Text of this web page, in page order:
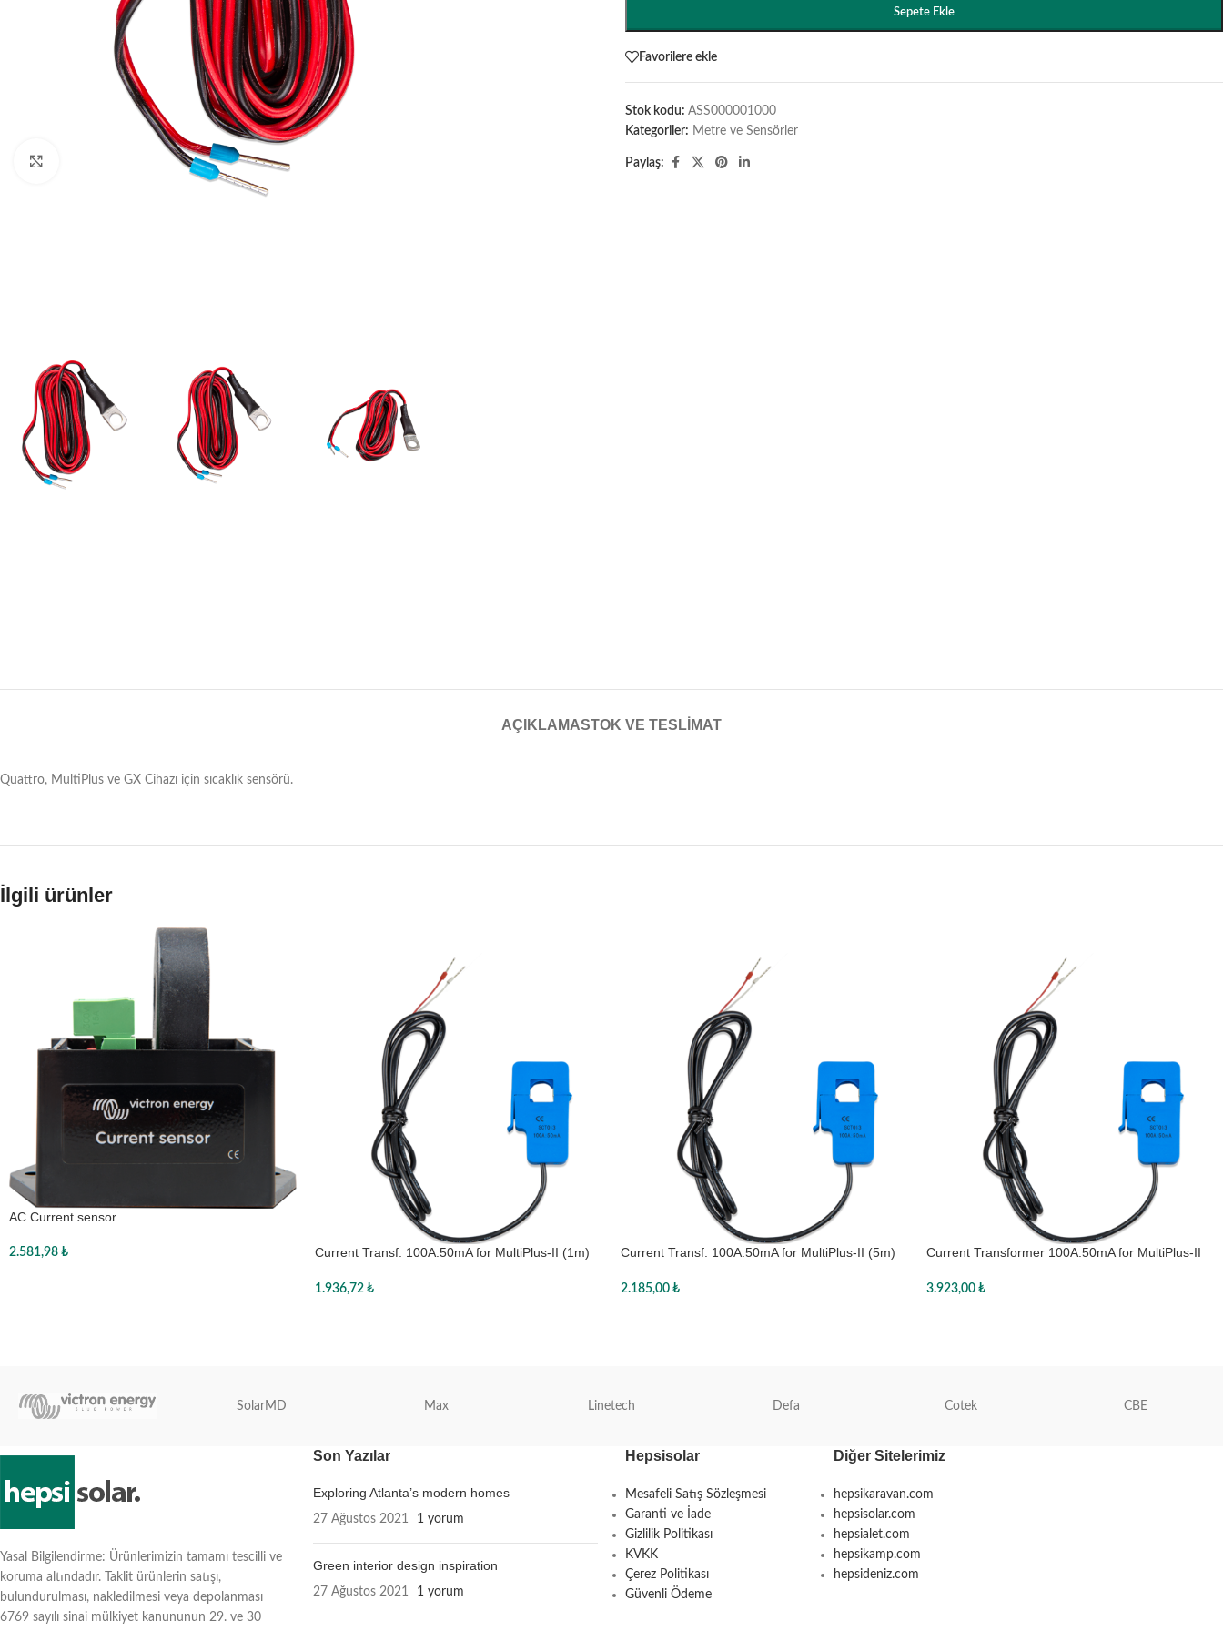
Sepete Ekle
Favorilere ekle
Stok kodu: ASS000001000
Kategoriler: Metre ve Sensörler
Paylaş:
AÇIKLAMASTOK VE TESLIMAT
Quattro, MultiPlus ve GX Cihazı için sıcaklık sensörü.
İlgili ürünler
AC Current sensor
2.581,98 ₺
Current Transf. 100A:50mA for MultiPlus-II (1m)
1.936,72 ₺
Current Transf. 100A:50mA for MultiPlus-II (5m)
2.185,00 ₺
Current Transformer 100A:50mA for MultiPlus-II
3.923,00 ₺
SolarMD Max Linetech Defa Cotek CBE
Yasal Bilgilendirme: Ürünlerimizin tamamı tescilli ve
koruma altındadır. Taklit ürünlerin satışı,
bulundurulması, nakledilmesi veya depolanması
6769 sayılı sinai mülkiyet kanununun 29. ve 30
Son Yazılar
Exploring Atlanta’s modern homes
27 Ağustos 2021 1 yorum
Green interior design inspiration
27 Ağustos 2021 1 yorum
Hepsisolar
Mesafeli Satış Sözleşmesi
Garanti ve İade
Gizlilik Politikası
KVKK
Çerez Politikası
Güvenli Ödeme
Diğer Sitelerimiz
hepsikaravan.com
hepsisolar.com
hepsialet.com
hepsikamp.com
hepsideniz.com